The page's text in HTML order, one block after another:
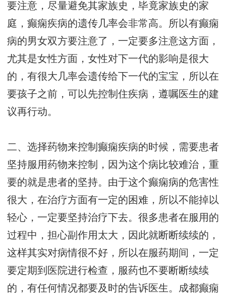
要注意，尽量避免其家族史，毕竟家族史的家
庭，癫痫疾病的遗传几率会非常高。所以有癫痫
病的男女双方要注意了，一定要多注意这方面，
尤其是女性方面，女性对下一代的影响是很大
的，有很大几率会遗传给下一代的宝宝，所以在
要孩子之前，可以先控制住疾病，遵嘱医生的建
议再行动。
二、选择药物来控制癫痫疾病的时候，需要患者
坚持服用药物来控制，因为这个病比较难治，重
要的就是患者的坚持。由于这个癫痫病的危害性
很大，在治疗方面有一定的困难，所以不能掉以
轻心，一定要坚持治疗下去。很多患者在服用的
过程中，担心副作用太大，因此就断断续续的，
这样其实对病情很不好，所以在服药期间，一定
要定期到医院进行检查，服药也不要断断续续
的，有任何情况都要及时的告诉医生。 成都癫痫